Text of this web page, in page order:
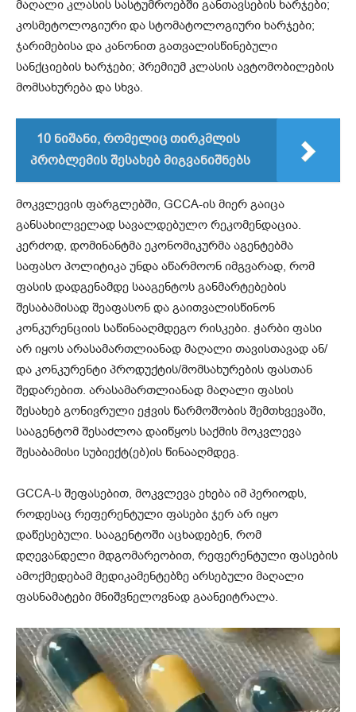
მაღალი კლასის სასტუმროებში განთავსების ხარჯები;
კოსმეტოლოგიური და სტომატოლოგიური ხარჯები;
ჯარიმებისა და კანონით გათვალისწინებული
სანქციების ხარჯები; პრემიუმ კლასის ავტომობილების
მომსახურება და სხვა.
10 ნიშანი, რომელიც თირკმლის
პრობლემის შესახებ მიგვანიშნებს
მოკვლევის ფარგლებში, GCCA-ის მიერ გაიცა
განსახილველად სავალდებულო რეკომენდაცია.
კერძოდ, დომინანტმა ეკონომიკურმა აგენტებმა
საფასო პოლიტიკა უნდა აწარმოონ იმგვარად, რომ
ფასის დადგენამდე სააგენტოს განმარტებების
შესაბამისად შეაფასონ და გაითვალისწინონ
კონკურენციის საწინააღმდეგო რისკები. ჭარბი ფასი
არ იყოს არასამართლიანად მაღალი თავისთავად ან/
და კონკურენტი პროდუქტის/მომსახურების ფასთან
შედარებით. არასამართლიანად მაღალი ფასის
შესახებ გონივრული ეჭვის წარმოშობის შემთხვევაში,
სააგენტომ შესაძლოა დაიწყოს საქმის მოკვლევა
შესაბამისი სუბიექტ(ებ)ის წინააღმდეგ.
GCCA-ს შეფასებით, მოკვლევა ეხება იმ პერიოდს,
როდესაც რეფერენტული ფასები ჯერ არ იყო
დაწესებული. სააგენტოში აცხადებენ, რომ
დღევანდელი მდგომარეობით, რეფერენტული ფასების
ამოქმედებამ მედიკამენტებზე არსებული მაღალი
ფასნამატები მნიშვნელოვნად გაანეიტრალა.
ვ
დ
ე